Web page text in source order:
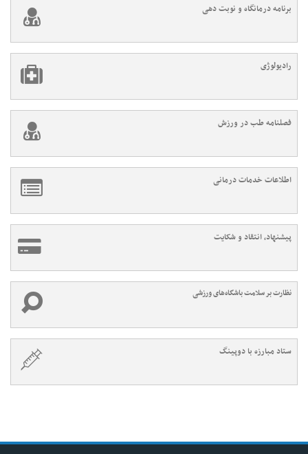
برنامه درمانگاه و نوبت دهی
رادیولوژی
فصلنامه طب در ورزش
اطلاعات خدمات درمانی
پیشنهاد، انتقاد و شکایت
نظارت بر سلامت باشگاه‌های ورزشی
ستاد مبارزه با دوپینگ